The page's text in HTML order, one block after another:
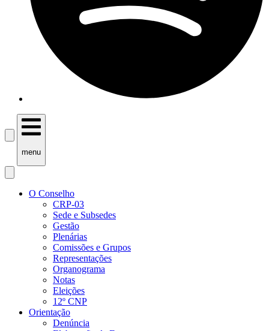
menu
O Conselho
CRP-03
Sede e Subsedes
Gestão
Plenárias
Comissões e Grupos
Representações
Organograma
Notas
Eleições
12º CNP
Orientação
Denúncia